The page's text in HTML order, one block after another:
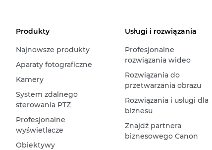
Produkty
Najnowsze produkty
Aparaty fotograficzne
Kamery
System zdalnego
sterowania PTZ
Profesjonalne
wyświetlacze
Obiektywy
Usługi i rozwiązania
Profesjonalne
rozwiązania wideo
Rozwiązania do
przetwarzania obrazu
Rozwiązania i usługi dla
biznesu
Znajdź partnera
biznesowego Canon